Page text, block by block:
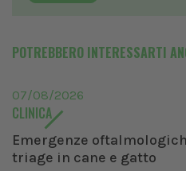
POTREBBERO INTERESSARTI
07/08/2026
CLINICA
Emergenze
triage in cane e gatto